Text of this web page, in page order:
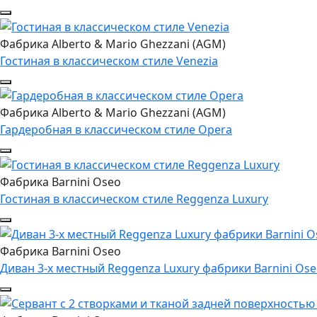
Фабрика Alberto & Mario Ghezzani (AGM)
Гостиная в классическом стиле Venezia
Фабрика Alberto & Mario Ghezzani (AGM)
Гардеробная в классическом стиле Opera
Фабрика Barnini Oseo
Гостиная в классическом стиле Reggenza Luxury
Фабрика Barnini Oseo
Диван 3-х местный Reggenza Luxury фабрики Barnini